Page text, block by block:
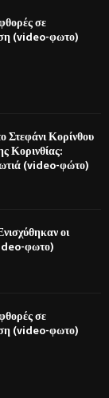
σε
(video-φωτο)
Στεφάνι Κορίνθου
Κορινθίας:
(video-φώτο)
οι
φωτο)
σε
(video-φωτο)